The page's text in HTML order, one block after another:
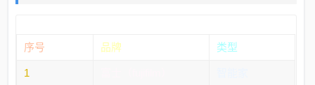
序号 品牌 类型
1